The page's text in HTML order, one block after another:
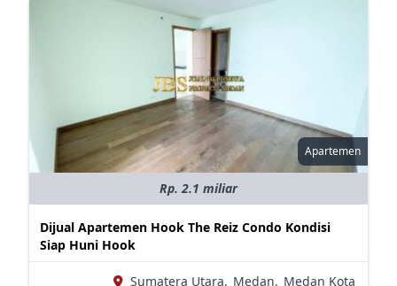
Apartemen
Rp. 2.1 miliar
Dijual Apartemen Hook The Reiz Condo Kondisi
Siap Huni Hook
Sumatera Utara, Medan, Medan Kota